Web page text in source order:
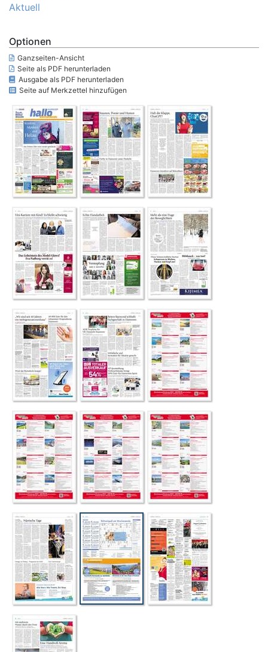
Aktuell
Optionen
Ganzseiten-Ansicht
Seite als PDF herunterladen
Ausgabe als PDF herunterladen
Seite auf Merkzettel hinzufügen